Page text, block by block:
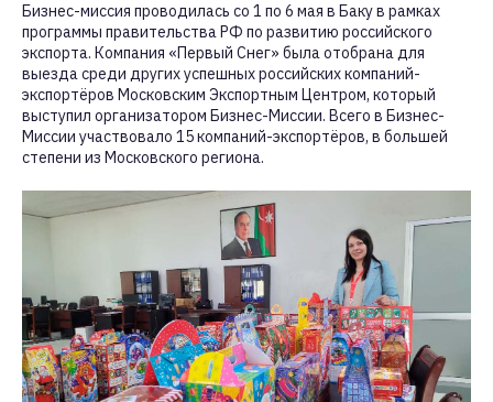
Бизнес-миссия проводилась со 1 по 6 мая в Баку в рамках
программы правительства РФ по развитию российского
экспорта. Компания «Первый Снег» была отобрана для
выезда среди других успешных российских компаний-
экспортёров Московским Экспортным Центром, который
выступил организатором Бизнес-Миссии. Всего в Бизнес-
Миссии участвовало 15 компаний-экспортёров, в большей
степени из Московского региона.